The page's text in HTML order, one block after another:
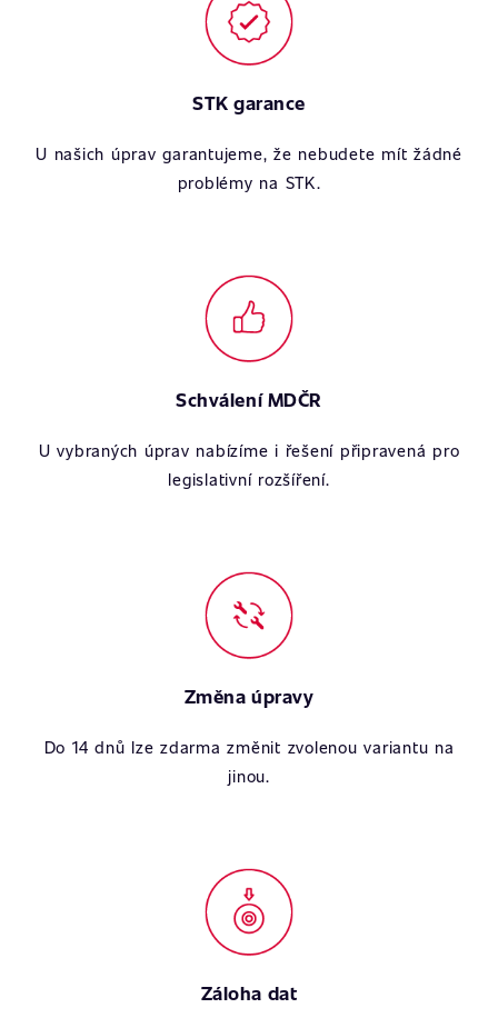
STK garance
U našich úprav garantujeme, že nebudete mít žádné
problémy na STK.
Schválení MDČR
U vybraných úprav nabízíme i řešení připravená pro
legislativní rozšíření.
Změna úpravy
Do 14 dnů lze zdarma změnit zvolenou variantu na
jinou.
Záloha dat